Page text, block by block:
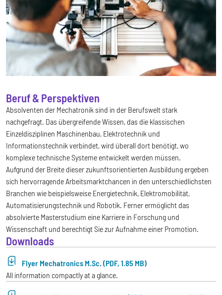
Beruf & Perspektiven
Absolventen der Mechatronik sind in der Berufswelt stark
nachgefragt. Das übergreifende Wissen, das die klassischen
Einzeldisziplinen Maschinenbau, Elektrotechnik und
Informationstechnik verbindet, wird überall dort benötigt, wo
komplexe technische Systeme entwickelt werden müssen.
Aufgrund der Breite dieser zukunftsorientierten Ausbildung ergeben
sich hervorragende Arbeitsmarktchancen in den unterschiedlichsten
Branchen wie beispielsweise Energietechnik, Elektromobilität,
Automatisierungstechnik und Robotik. Ferner ermöglicht das
absolvierte Masterstudium eine Karriere in Forschung und
Wissenschaft und berechtigt Sie zur Aufnahme einer Promotion.
Downloads
Flyer Mechatronics M.Sc. (PDF, 1.85 MB)
All information compactly at a glance.